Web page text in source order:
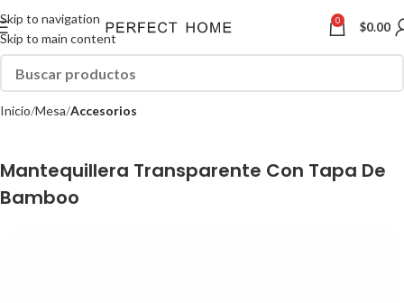
Skip to navigation
Skip to main content
0 $0.00
Inicio Mesa Accesorios
Mantequillera Transparente Con Tapa De
Bamboo